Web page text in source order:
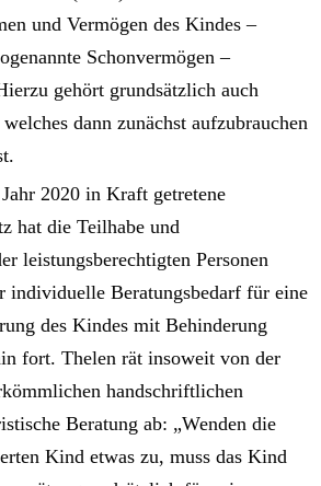
und Vermögen des Kindes –
Schonvermögen –
gehört grundsätzlich auch
dann zunächst aufzubrauchen
2020 in Kraft getretene
hat die Teilhabe und
leistungsberechtigten Personen
individuelle Beratungsbedarf für eine
des Kindes mit Behinderung
fort. Thelen rät insoweit von der
handschriftlichen
Beratung ab: „Wenden die
Kind etwas zu, muss das Kind